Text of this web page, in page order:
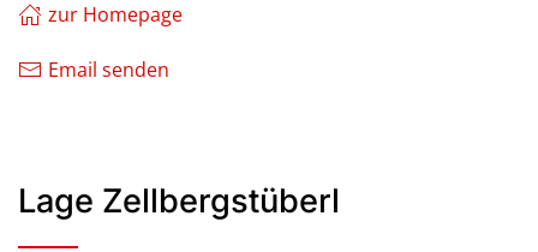
zur Homepage
Email senden
Lage Zellbergstüberl